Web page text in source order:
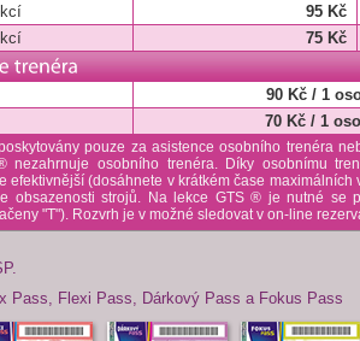
95 Kč
75 Kč
90 Kč / 1
70 Kč / 1
pouze za asistence osobního trenéra
osobního trenéra. Díky osobnímu
efektivnější (dosáhnete v krátkém čase maximálních
obsazenosti strojů. Na lekce GTS ® je nutné se
"T"). Rozvrh je v možné sledovat v on-line
Pass, Flexi Pass, Dárkový Pass a Fokus Pass